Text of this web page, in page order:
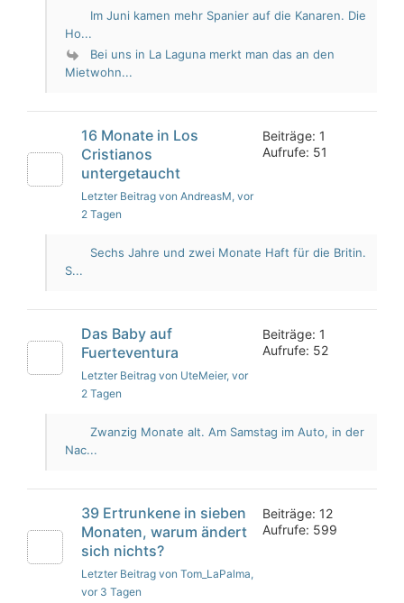
Im Juni kamen mehr Spanier auf die Kanaren. Die
Ho...
Bei uns in La Laguna merkt man das an den
Mietwohn...
16 Monate in Los
Cristianos
untergetaucht
Letzter Beitrag von AndreasM, vor
2 Tagen
Beiträge: 1
Aufrufe: 51
Sechs Jahre und zwei Monate Haft für die Britin.
S...
Das Baby auf
Fuerteventura
Letzter Beitrag von UteMeier, vor
2 Tagen
Beiträge: 1
Aufrufe: 52
Zwanzig Monate alt. Am Samstag im Auto, in der
Nac...
39 Ertrunkene in sieben
Monaten, warum ändert
sich nichts?
Letzter Beitrag von Tom_LaPalma,
vor 3 Tagen
Beiträge: 12
Aufrufe: 599